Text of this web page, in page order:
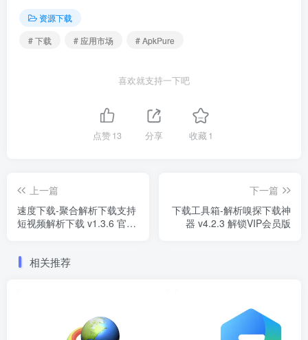
资源下载
# 下载
# 应用市场 # ApkPure
喜欢就支持一下吧
点赞13 分享 收藏1
上一篇
速度下载-聚合解析下载支持
短视频解析下载 v1.3.6 官方
下一篇
下载工具箱-解析嗅探下载神
器 v4.2.3 解锁VIP会员版
相关推荐